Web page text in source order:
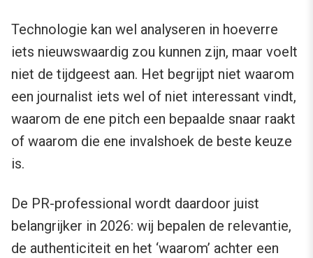
Technologie kan wel analyseren in hoeverre
iets nieuwswaardig zou kunnen zijn, maar voelt
niet de tijdgeest aan. Het begrijpt niet waarom
een journalist iets wel of niet interessant vindt,
waarom de ene pitch een bepaalde snaar raakt
of waarom die ene invalshoek de beste keuze
is.
De PR-professional wordt daardoor juist
belangrijker in 2026: wij bepalen de relevantie,
de authenticiteit en het ‘waarom’ achter een